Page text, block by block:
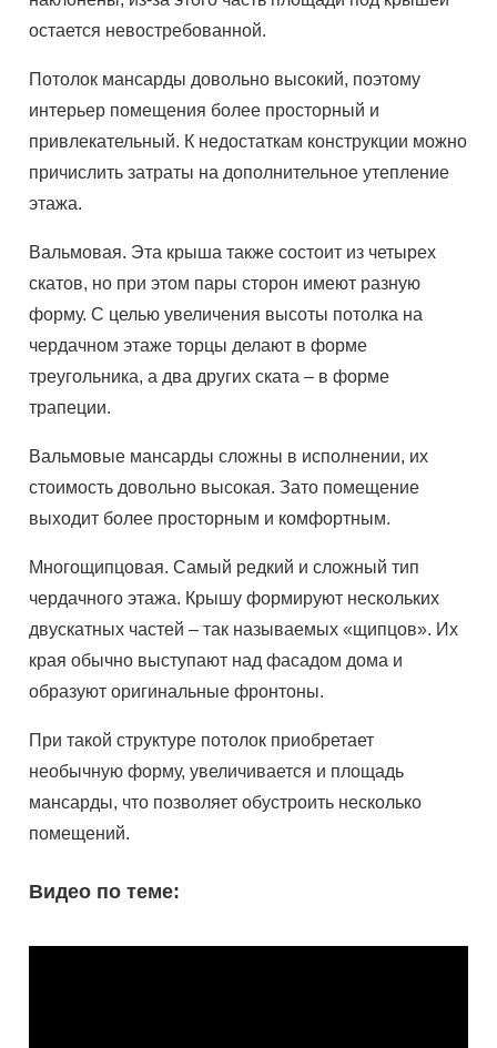
остается невостребованной.
Потолок мансарды довольно высокий, поэтому
интерьер помещения более просторный и
привлекательный. К недостаткам конструкции можно
причислить затраты на дополнительное утепление
этажа.
Вальмовая. Эта крыша также состоит из четырех
скатов, но при этом пары сторон имеют разную
форму. С целью увеличения высоты потолка на
чердачном этаже торцы делают в форме
треугольника, а два других ската – в форме
трапеции.
Вальмовые мансарды сложны в исполнении, их
стоимость довольно высокая. Зато помещение
выходит более просторным и комфортным.
Многощипцовая. Самый редкий и сложный тип
чердачного этажа. Крышу формируют нескольких
двускатных частей – так называемых «щипцов». Их
края обычно выступают над фасадом дома и
образуют оригинальные фронтоны.
При такой структуре потолок приобретает
необычную форму, увеличивается и площадь
мансарды, что позволяет обустроить несколько
помещений.
Видео по теме: